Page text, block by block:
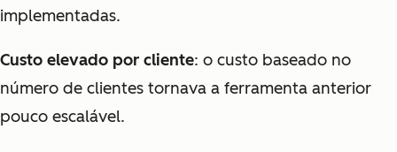
implementadas.
Custo elevado por cliente: o custo baseado no
número de clientes tornava a ferramenta anterior
pouco escalável.